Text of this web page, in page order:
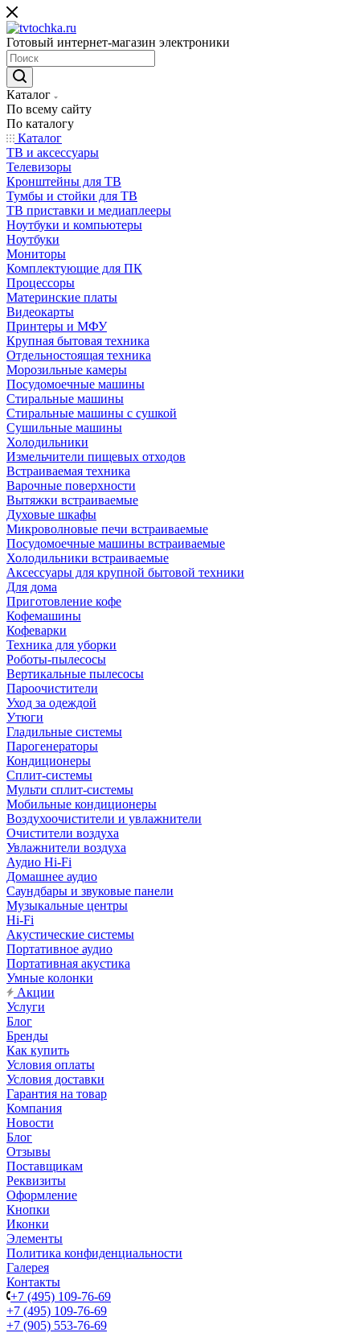
Готовый интернет-магазин электроники
Каталог
По всему сайту
По каталогу
Каталог
ТВ и аксессуары
Телевизоры
Кронштейны для ТВ
Тумбы и стойки для ТВ
ТВ приставки и медиаплееры
Ноутбуки и компьютеры
Ноутбуки
Мониторы
Комплектующие для ПК
Процессоры
Материнские платы
Видеокарты
Принтеры и МФУ
Крупная бытовая техника
Отдельностоящая техника
Морозильные камеры
Посудомоечные машины
Стиральные машины
Стиральные машины с сушкой
Сушильные машины
Холодильники
Измельчители пищевых отходов
Встраиваемая техника
Варочные поверхности
Вытяжки встраиваемые
Духовые шкафы
Микроволновые печи встраиваемые
Посудомоечные машины встраиваемые
Холодильники встраиваемые
Аксессуары для крупной бытовой техники
Для дома
Приготовление кофе
Кофемашины
Кофеварки
Техника для уборки
Роботы-пылесосы
Вертикальные пылесосы
Пароочистители
Уход за одеждой
Утюги
Гладильные системы
Парогенераторы
Кондиционеры
Сплит-системы
Мульти сплит-системы
Мобильные кондиционеры
Воздухоочистители и увлажнители
Очистители воздуха
Увлажнители воздуха
Аудио Hi-Fi
Домашнее аудио
Саундбары и звуковые панели
Музыкальные центры
Hi-Fi
Акустические системы
Портативное аудио
Портативная акустика
Умные колонки
Акции
Услуги
Блог
Бренды
Как купить
Условия оплаты
Условия доставки
Гарантия на товар
Компания
Новости
Блог
Отзывы
Поставщикам
Реквизиты
Оформление
Кнопки
Иконки
Элементы
Политика конфиденциальности
Галерея
Контакты
+7 (495) 109-76-69
+7 (495) 109-76-69
+7 (905) 553-76-69